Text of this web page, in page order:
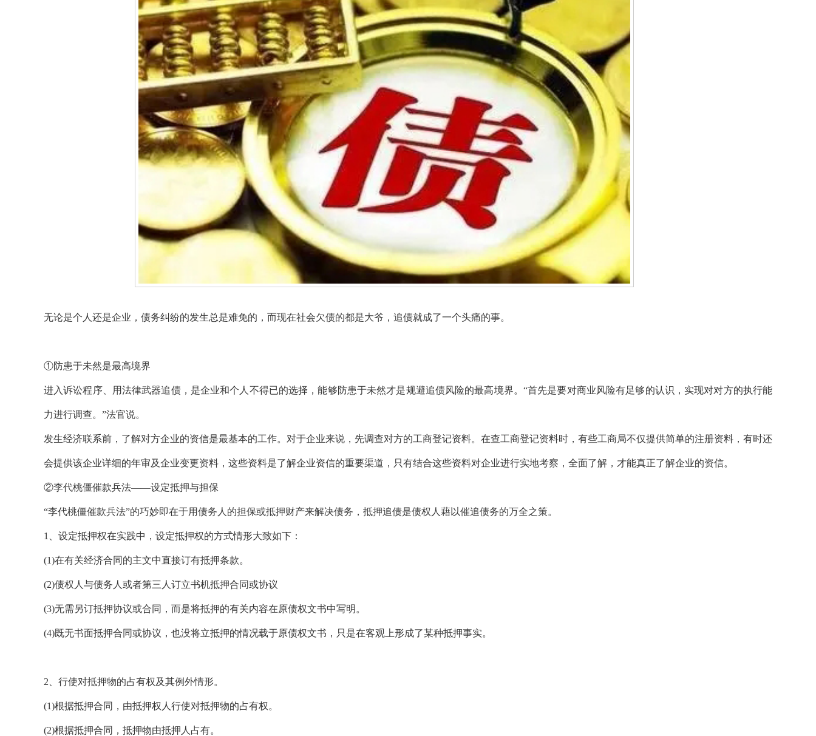
无论是个人还是企业，债务纠纷的发生总是难免的，而现在社会欠债的都是大爷，追债就成了一个头痛的事。
①防患于未然是最高境界
进入诉讼程序、用法律武器追债，是企业和个人不得已的选择，能够防患于未然才是规避追债风险的最高境界。“首先是要对商业风险有足够的认识，实现对对方的执行能
力进行调查。”法官说。
发生经济联系前，了解对方企业的资信是最基本的工作。对于企业来说，先调查对方的工商登记资料。在查工商登记资料时，有些工商局不仅提供简单的注册资料，有时还
会提供该企业详细的年审及企业变更资料，这些资料是了解企业资信的重要渠道，只有结合这些资料对企业进行实地考察，全面了解，才能真正了解企业的资信。
②李代桃僵催款兵法——设定抵押与担保
“李代桃僵催款兵法”的巧妙即在于用债务人的担保或抵押财产来解决债务，抵押追债是债权人藉以催追债务的万全之策。
1、设定抵押权在实践中，设定抵押权的方式情形大致如下：
(1)在有关经济合同的主文中直接订有抵押条款。
(2)债权人与债务人或者第三人订立书机抵押合同或协议
(3)无需另订抵押协议或合同，而是将抵押的有关内容在原债权文书中写明。
(4)既无书面抵押合同或协议，也没将立抵押的情况载于原债权文书，只是在客观上形成了某种抵押事实。
2、行使对抵押物的占有权及其例外情形。
(1)根据抵押合同，由抵押权人行使对抵押物的占有权。
(2)根据抵押合同，抵押物由抵押人占有。